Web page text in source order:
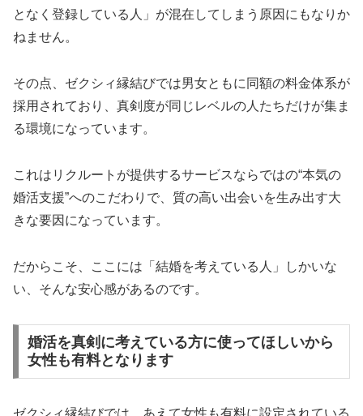
となく登録している人」が混在してしまう原因にもなりか
ねません。
その点、ゼクシィ縁結びでは男女ともに同額の料金体系が
採用されており、真剣度が同じレベルの人たちだけが集ま
る環境になっています。
これはリクルートが提供するサービスならではの“本気の
婚活支援”へのこだわりで、質の高い出会いを生み出す大
きな要因になっています。
だからこそ、ここには「結婚を考えている人」しかいな
い、そんな安心感があるのです。
婚活を真剣に考えている方に使ってほしいから
女性も有料となります